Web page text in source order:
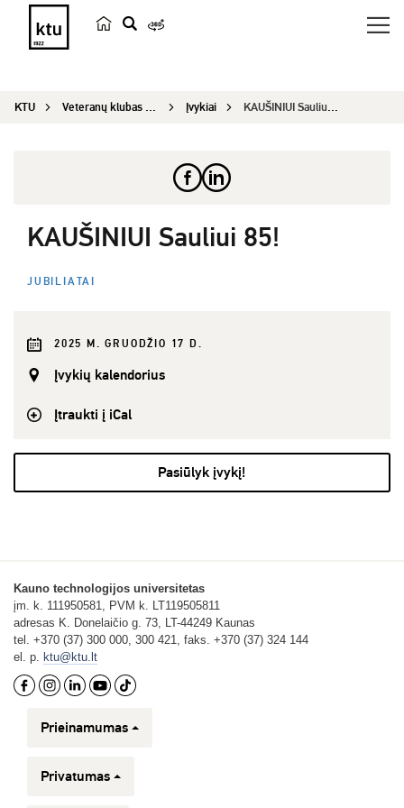
e
KTU Veteranų klubas „Emeritus“ Įvykiai KAUŠINIUI Sauliui 85!
KAUŠINIUI Sauliui 85!
JUBILIATAI
2025 M. GRUODŽIO 17 D.
Įvykių kalendorius
Įtraukti į iCal
Pasiūlyk įvykį!
Kauno technologijos universitetas
įm. k. 111950581, PVM k. LT119505811
adresas K. Donelaičio g. 73, LT-44249 Kaunas
tel. +370 (37) 300 000, 300 421, faks. +370 (37) 324 144
el. p. ktu@ktu.lt
Prieinamumas
Privatumas